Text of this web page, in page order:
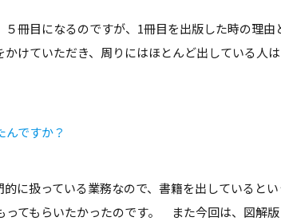
冊目になるのですが、1冊目を出版した時の理
けていただき、周りにはほとんど出している人
ですか？
に扱っている業務なので、書籍を出していると
てもらいたかったのです。 また今回は、図解